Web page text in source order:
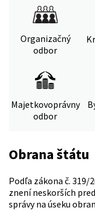
Organizačný
odbor
Majetkovoprávny
odbor
Obrana štátu
Podľa zákona č. 319/
znení neskorších
správy na úseku